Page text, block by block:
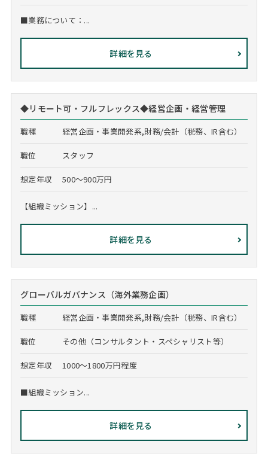
■業務について：...
詳細を見る
◆リモート可・フルフレックス◆経営企画・経営管理
職種 経営企画・事業開発系,財務/会計（税務、IR含む）
職位 スタッフ
想定年収 500～900万円
【組織ミッション】...
詳細を見る
グローバルガバナンス（海外業務企画）
職種 経営企画・事業開発系,財務/会計（税務、IR含む）
職位 その他（コンサルタント・スペシャリスト等）
想定年収 1000～1800万円程度
■組織ミッション...
詳細を見る